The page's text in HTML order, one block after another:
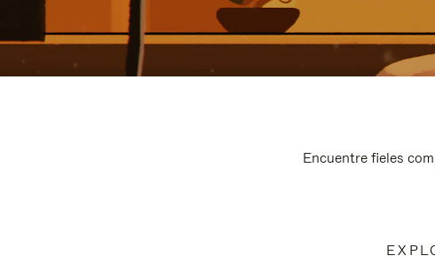
Encuentre fieles